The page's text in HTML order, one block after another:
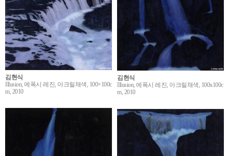
김현식
Illusion, 에폭시 레진, 아크릴채색, 100×100c
m, 2010
김현식
Illusion, 에폭시 레진, 아크릴채색, 100x100c
m, 2010